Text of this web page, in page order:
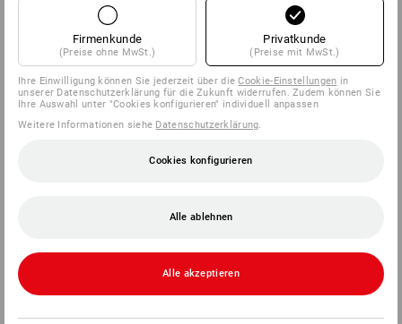
Firmenkunde
(Preise ohne MwSt.)
Privatkunde
(Preise mit MwSt.)
Ihre Einwilligung können Sie jederzeit über dieCookie-Einstellungen in
unserer Datenschutzerklärung für die Zukunft widerrufen. Zudem können Sie
Ihre Auswahl unter "Cookies konfigurieren" individuell anpassen
Weitere Informationen siehe Datenschutzerklärung
Cookies konfigurieren
Alle ablehnen
Alle akzeptieren